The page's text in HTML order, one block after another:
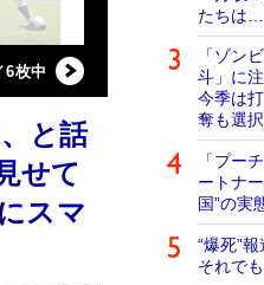
6枚中
と話
せて
スマ
たちは…
「ゾン
斗」に
今季は
奪も選
「プー
ートナ
国”の実
“爆死”
それで